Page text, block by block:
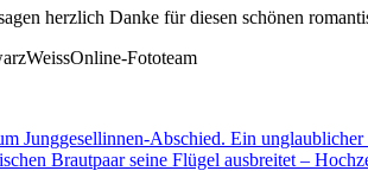
herzlich Danke für diesen schönen
Fototeam
Junggesellinnen-Abschied. Ein unglaublicher
Brautpaar seine Flügel ausbreitet –